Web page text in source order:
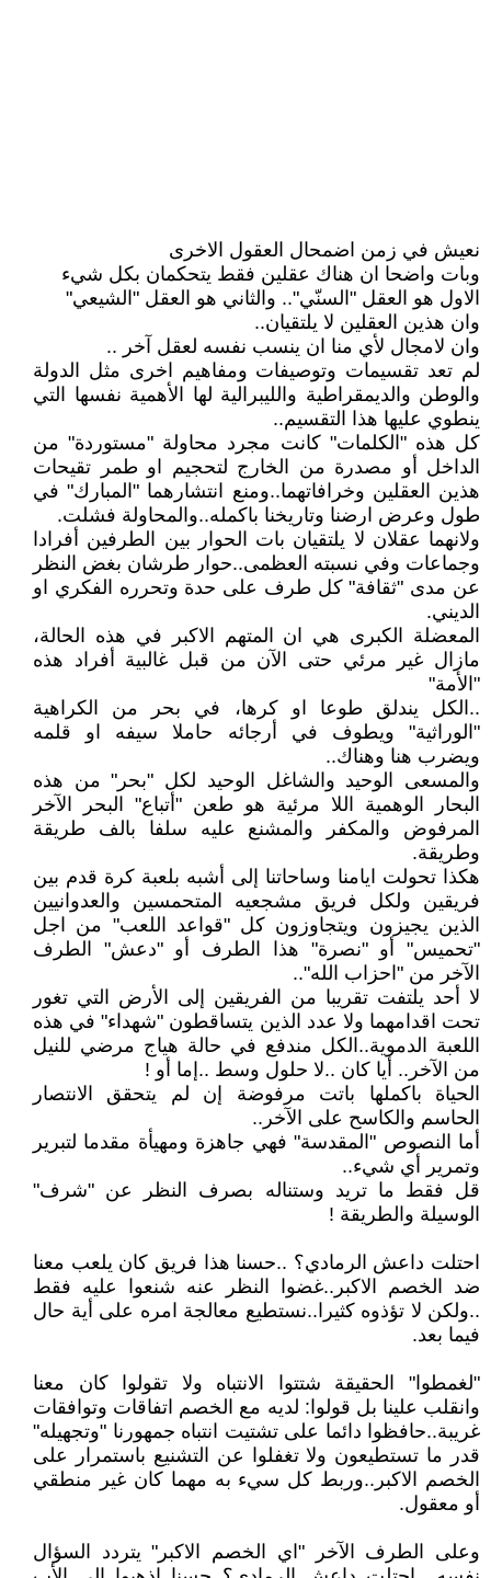
نعيش في زمن اضمحال العقول الاخرى
وبات واضحا ان هناك عقلين فقط يتحكمان بكل شيء
الاول هو العقل "السنّي".. والثاني هو العقل "الشيعي"
وان هذين العقلين لا يلتقيان..
وان لامجال لأي منا ان ينسب نفسه لعقل آخر ..
لم تعد تقسيمات وتوصيفات ومفاهيم اخرى مثل الدولة
والوطن والديمقراطية والليبرالية لها الأهمية نفسها التي
ينطوي عليها هذا التقسيم..
كل هذه "الكلمات" كانت مجرد محاولة "مستوردة" من
الداخل أو مصدرة من الخارج لتحجيم او طمر تقيحات
هذين العقلين وخرافاتهما..ومنع انتشارهما "المبارك" في
طول وعرض ارضنا وتاريخنا باكمله..والمحاولة فشلت.
ولانهما عقلان لا يلتقيان بات الحوار بين الطرفين أفرادا
وجماعات وفي نسبته العظمى..حوار طرشان بغض النظر
عن مدى "ثقافة" كل طرف على حدة وتحرره الفكري او
الديني.
المعضلة الكبرى هي ان المتهم الاكبر في هذه الحالة،
مازال غير مرئي حتى الآن من قبل غالبية أفراد هذه
"الأمة"
..الكل يندلق طوعا او كرها، في بحر من الكراهية
"الوراثية" ويطوف في أرجائه حاملا سيفه او قلمه
ويضرب هنا وهناك..
والمسعى الوحيد والشاغل الوحيد لكل "بحر" من هذه
البحار الوهمية اللا مرئية هو طعن "أتباع" البحر الآخر
المرفوض والمكفر والمشنع عليه سلفا بالف طريقة
وطريقة.
هكذا تحولت ايامنا وساحاتنا إلى أشبه بلعبة كرة قدم بين
فريقين ولكل فريق مشجعيه المتحمسين والعدوانيين
الذين يجيزون ويتجاوزون كل "قواعد اللعب" من اجل
"تحميس" أو "نصرة" هذا الطرف أو "دعش" الطرف
الآخر من "احزاب الله"..
لا أحد يلتفت تقريبا من الفريقين إلى الأرض التي تغور
تحت اقدامهما ولا عدد الذين يتساقطون "شهداء" في هذه
اللعبة الدموية..الكل مندفع في حالة هياج مرضي للنيل
من الآخر.. أيا كان ..لا حلول وسط ..إما أو !
الحياة باكملها باتت مرفوضة إن لم يتحقق الانتصار
الحاسم والكاسح على الآخر..
أما النصوص "المقدسة" فهي جاهزة ومهيأة مقدما لتبرير
وتمرير أي شيء..
قل فقط ما تريد وستناله بصرف النظر عن "شرف"
الوسيلة والطريقة !
احتلت داعش الرمادي؟ ..حسنا هذا فريق كان يلعب معنا
ضد الخصم الاكبر..غضوا النظر عنه شنعوا عليه فقط
..ولكن لا تؤذوه كثيرا..نستطيع معالجة امره على أية حال
فيما بعد.
"لغمطوا" الحقيقة شتتوا الانتباه ولا تقولوا كان معنا
وانقلب علينا بل قولوا: لديه مع الخصم اتفاقات وتوافقات
غريبة..حافظوا دائما على تشتيت انتباه جمهورنا "وتجهيله"
قدر ما تستطيعون ولا تغفلوا عن التشنيع باستمرار على
الخصم الاكبر..وربط كل سيء به مهما كان غير منطقي
أو معقول.
وعلى الطرف الآخر "اي الخصم الاكبر" يتردد السؤال